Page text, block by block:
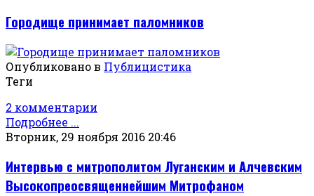
Городище принимает паломников
Опубликовано в Публицистика
Теги
2 комментарии
Подробнее ...
Вторник, 29 ноября 2016 20:46
Интервью с митрополитом Луганским и Алчевским
Высокопреосвященнейшим Митрофаном